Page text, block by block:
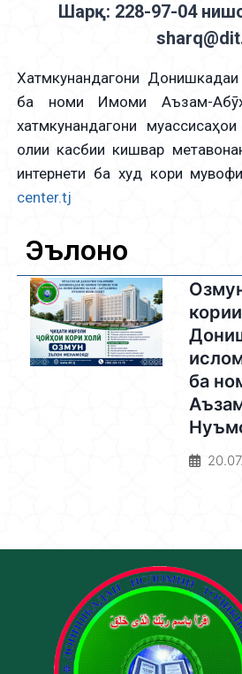
Шарқ: 228-97-04
Хатмкунандагони
ба номи Имоми Аъзам-
хатмкунандагони
олии касбии кишвар
интернети ба худ кори
center.tj
Эълонҳо
ба